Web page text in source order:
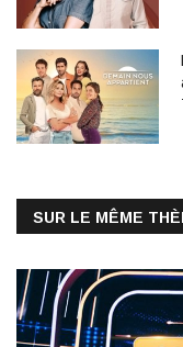
SUR LE MÊME